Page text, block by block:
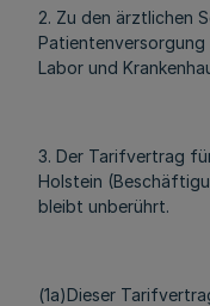
2. Zu den ärztlichen
Patientenversorgung
Labor und
3. Der Tarifvertrag
Holstein
bleibt unberührt.
(1a)Dieser